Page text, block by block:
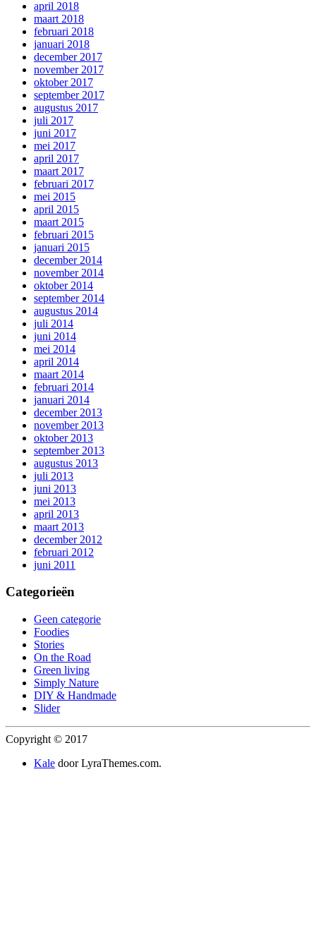
april 2018
maart 2018
februari 2018
januari 2018
december 2017
november 2017
oktober 2017
september 2017
augustus 2017
juli 2017
juni 2017
mei 2017
april 2017
maart 2017
februari 2017
mei 2015
april 2015
maart 2015
februari 2015
januari 2015
december 2014
november 2014
oktober 2014
september 2014
augustus 2014
juli 2014
juni 2014
mei 2014
april 2014
maart 2014
februari 2014
januari 2014
december 2013
november 2013
oktober 2013
september 2013
augustus 2013
juli 2013
juni 2013
mei 2013
april 2013
maart 2013
december 2012
februari 2012
juni 2011
Categorieën
Geen categorie
Foodies
Stories
On the Road
Green living
Simply Nature
DIY & Handmade
Slider
Copyright © 2017
Kale door LyraThemes.com.